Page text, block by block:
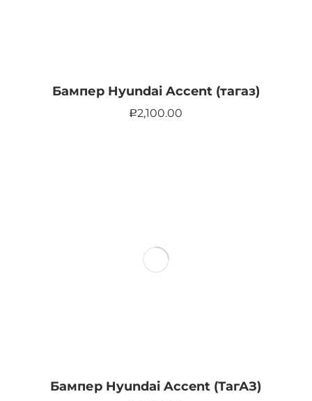
Бампер Hyundai Accent (тагаз)
Р2,100.00
Бампер Hyundai Accent (ТагАЗ)